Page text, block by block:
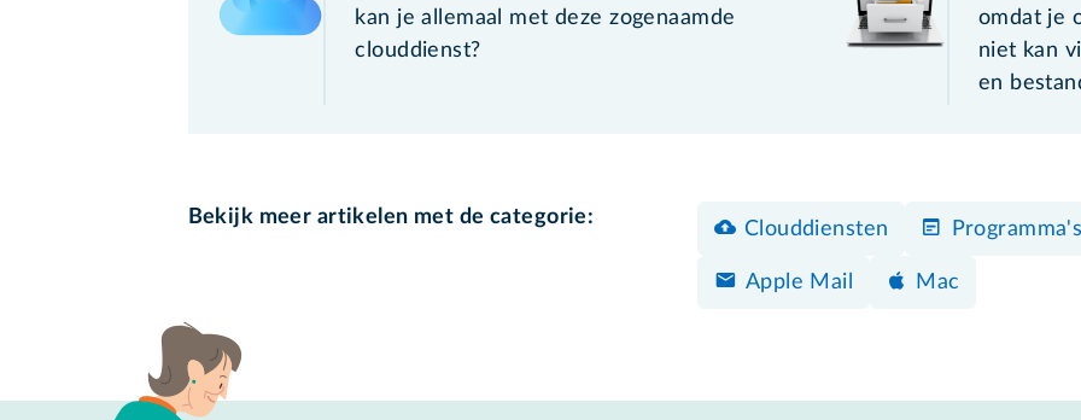
kan je allemaal met deze zogenaamde
clouddienst?
omdat je
niet kan
en
Bekijk meer artikelen met de categorie:
Clouddiensten
Apple Mail Mac